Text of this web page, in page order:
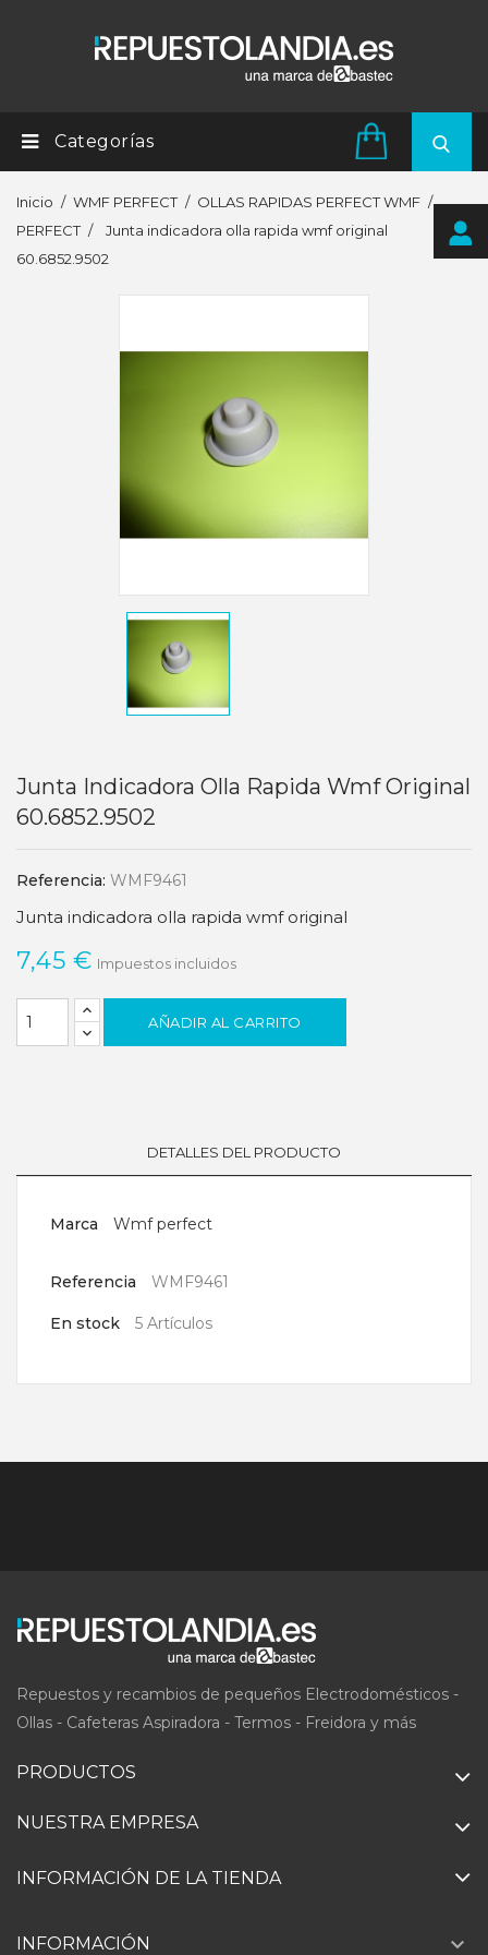
Categorías
Inicio WMF PERFECT
OLLAS RAPIDAS PERFECT WMF
PERFECT
Junta indicadora olla rapida wmf original
60.6852.9502
Junta Indicadora Olla Rapida Wmf Original
60.6852.9502
Referencia: WMF9461
Junta indicadora olla rapida wmf original
7,45 € Impuestos incluidos
AÑADIR AL CARRITO
DETALLES DEL PRODUCTO
Marca Wmf perfect
Referencia WMF9461
En stock 5 Artículos
Repuestos y recambios de pequeños Electrodomésticos -
Ollas - Cafeteras Aspiradora - Termos - Freidora y más
PRODUCTOS
NUESTRA EMPRESA
INFORMACIÓN DE LA TIENDA
INFORMACIÓN 